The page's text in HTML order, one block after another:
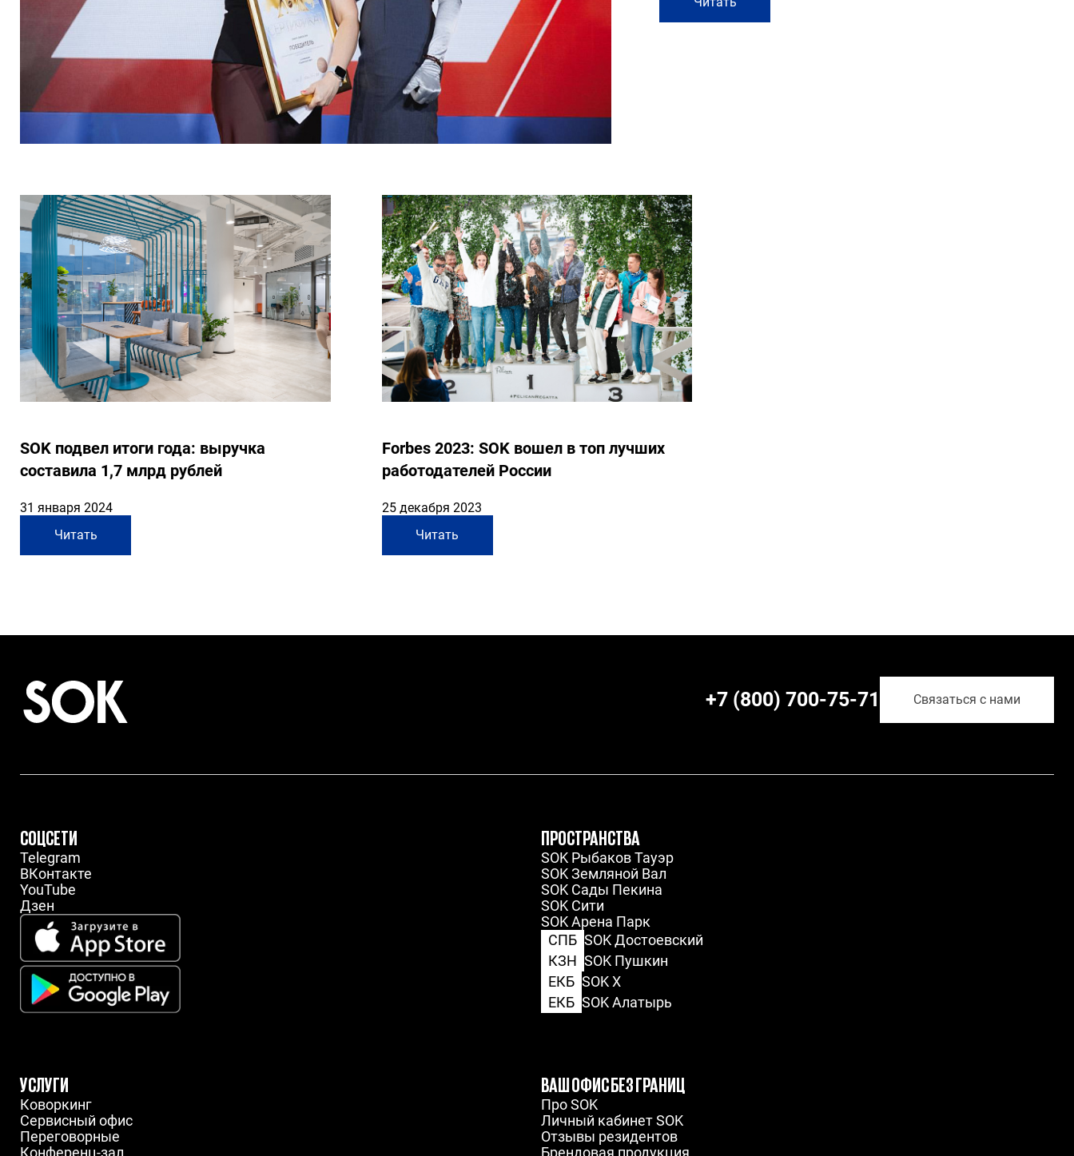
SOK подвел итоги года: выручка
составила 1,7 млрд рублей
31 января 2024
Читать
Forbes 2023: SOK вошел в топ лучших
работодателей России
25 декабря 2023
Читать
+7 (800) 700-75-71 Связаться с нами
СОЦСЕТИ
Telegram
ВКонтакте
YouTube
Дзен
ПРОСТРАНСТВА
SOK Рыбаков Тауэр
SOK Земляной Вал
SOK Сады Пекина
SOK Сити
SOK Арена Парк
СПБ SOK Достоевский
КЗН SOK Пушкин
ЕКБ SOK X
ЕКБ SOK Алатырь
УСЛУГИ
Коворкинг
Сервисный офис
Переговорные
ВАШ ОФИС БЕЗ ГРАНИЦ
Про SOK
Личный кабинет SOK
Отзывы резидентов